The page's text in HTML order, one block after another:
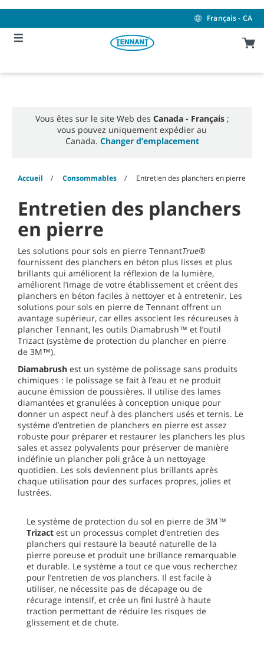
content
navigation
menu
Français - CA
Vous êtes sur le site Web des Canada - Français;
vous pouvez uniquement expédier au
Canada. Changer d’emplacement
Accueil Consommables Entretien des planchers en pierre
Entretien des planchers
en pierre
Les solutions pour sols en pierre TennantTrue®
fournissent des planchers en béton plus lisses et plus
brillants qui améliorent la réflexion de la lumière,
améliorent l’image de votre établissement et créent des
planchers en béton faciles à nettoyer et à entretenir. Les
solutions pour sols en pierre de Tennant offrent un
avantage supérieur, car elles associent les récureuses à
plancher Tennant, les outils Diamabrush™ et l’outil
Trizact (système de protection du plancher en pierre
de 3M™).
Diamabrush est un système de polissage sans produits
chimiques : le polissage se fait à l’eau et ne produit
aucune émission de poussières. Il utilise des lames
diamantées et granulées à conception unique pour
donner un aspect neuf à des planchers usés et ternis. Le
système d’entretien de planchers en pierre est assez
robuste pour préparer et restaurer les planchers les plus
sales et assez polyvalents pour préserver de manière
indéfinie un plancher poli grâce à un nettoyage
quotidien. Les sols deviennent plus brillants après
chaque utilisation pour des surfaces propres, jolies et
lustrées.
Le système de protection du sol en pierre de 3M™
Trizact est un processus complet d’entretien des
planchers qui restaure la beauté naturelle de la
pierre poreuse et produit une brillance remarquable
et durable. Le système a tout ce que vous recherchez
pour l’entretien de vos planchers. Il est facile à
utiliser, ne nécessite pas de décapage ou de
récurage intensif, et crée un fini lustré à haute
traction permettant de réduire les risques de
glissement et de chute.